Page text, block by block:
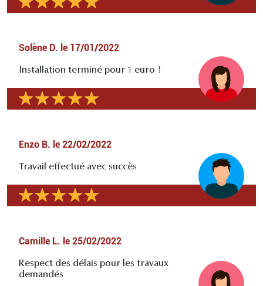
Solène D. le 17/01/2022
Installation terminé pour 1 euro !
Enzo B. le 22/02/2022
Travail effectué avec succès
Camille L. le 25/02/2022
Respect des délais pour les travaux
demandés